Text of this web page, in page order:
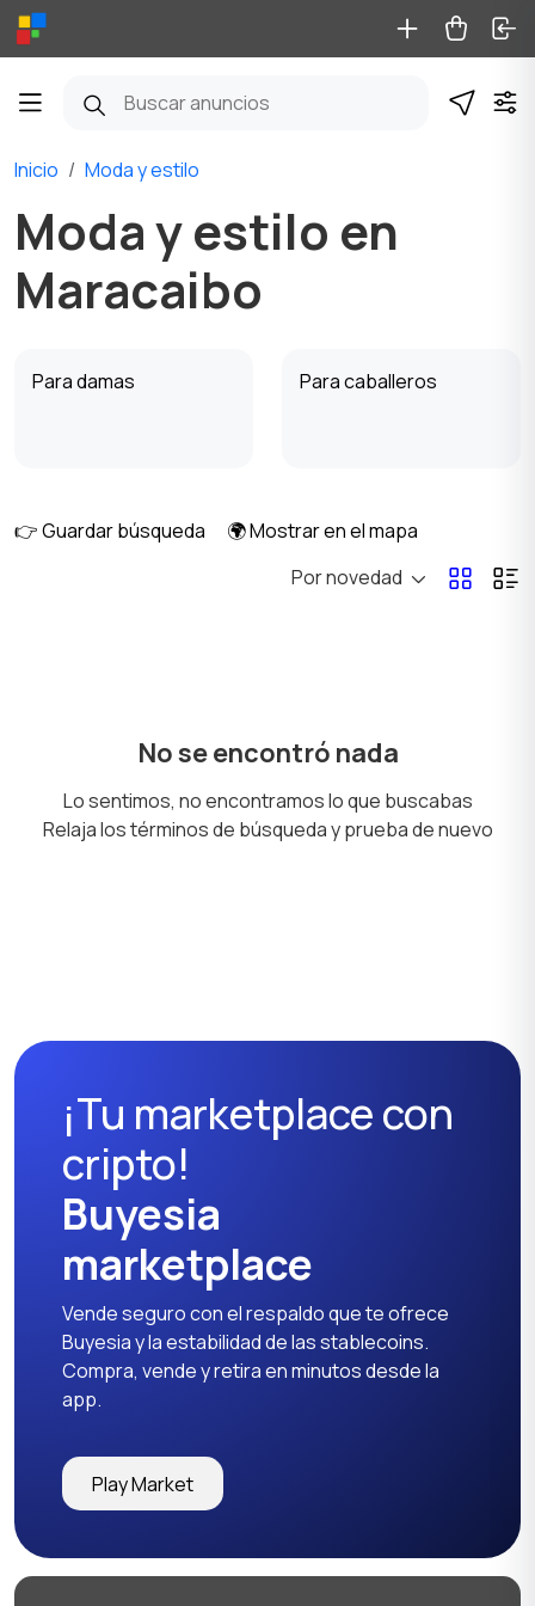
Inicio Moda y estilo
Moda y estilo en
Maracaibo
Para damas Para caballeros
👉 Guardar búsqueda
🌍 Mostrar en el mapa
Por novedad
No se encontró nada
Lo sentimos, no encontramos lo que buscabas
Relaja los términos de búsqueda y prueba de nuevo
¡Tu marketplace con
cripto!
Buyesia
marketplace
Vende seguro con el respaldo que te ofrece
Buyesia y la estabilidad de las stablecoins.
Compra, vende y retira en minutos desde la
app.
Play Market